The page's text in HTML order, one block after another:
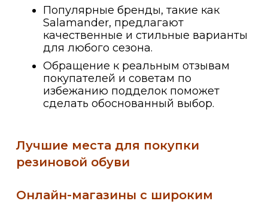
Популярные бренды, такие как
Salamander, предлагают
качественные и стильные варианты
для любого сезона.
Обращение к реальным отзывам
покупателей и советам по
избежанию подделок поможет
сделать обоснованный выбор.
Лучшие места для покупки
резиновой обуви
Онлайн-магазины с широким